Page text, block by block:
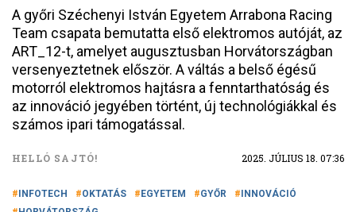
A győri Széchenyi István Egyetem Arrabona Racing
Team csapata bemutatta első elektromos autóját, az
ART_12-t, amelyet augusztusban Horvátországban
versenyeztetnek először. A váltás a belső égésű
motorról elektromos hajtásra a fenntarthatóság és
az innováció jegyében történt, új technológiákkal és
számos ipari támogatással.
HELLÓ SAJTÓ! 2025. JÚLIUS 18. 07:36
INFOTECH OKTATÁS EGYETEM GYŐR
INNOVÁCIÓ